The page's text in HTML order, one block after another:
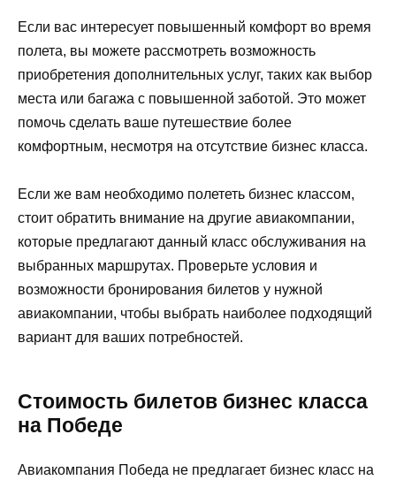
Если вас интересует повышенный комфорт во время
полета, вы можете рассмотреть возможность
приобретения дополнительных услуг, таких как выбор
места или багажа с повышенной заботой. Это может
помочь сделать ваше путешествие более
комфортным, несмотря на отсутствие бизнес класса.
Если же вам необходимо полететь бизнес классом,
стоит обратить внимание на другие авиакомпании,
которые предлагают данный класс обслуживания на
выбранных маршрутах. Проверьте условия и
возможности бронирования билетов у нужной
авиакомпании, чтобы выбрать наиболее подходящий
вариант для ваших потребностей.
Стоимость билетов бизнес класса
на Победе
Авиакомпания Победа не предлагает бизнес класс на